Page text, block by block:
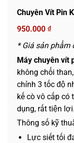
Chuyên Vít Pin
950.000 ₫
* Giá sản phẩm
Máy chuyên vít
không chổi
chỉnh 3 tốc độ
kế cò vô cấp có
dụng, rất tiện lợi.
Thông số kỹ
Lực siết tối